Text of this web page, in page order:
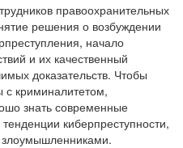
правоохранительных
решения о возбуждении
начало
и их качественный
доказательств. Чтобы
с криминалитетом,
знать современные
киберпреступности,
злоумышленниками.